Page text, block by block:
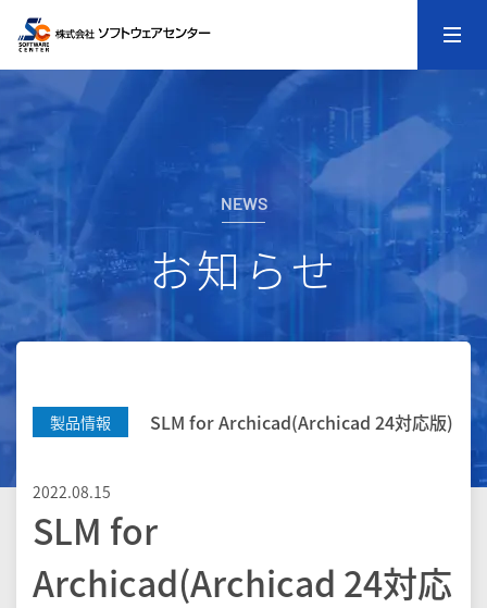
NEWS
お知らせ
製品情報 SLM for Archicad(Archicad 24対応版)
2022.08.15
SLM for
Archicad(Archicad 24対応